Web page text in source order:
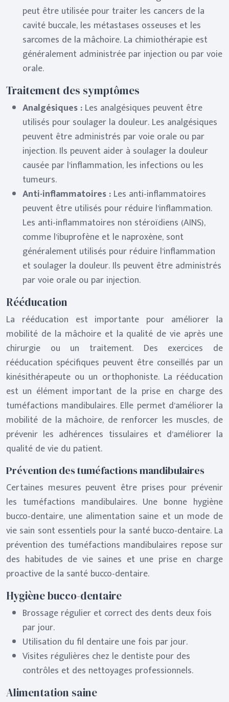
peut être utilisée pour traiter les cancers de la
cavité buccale, les métastases osseuses et les
sarcomes de la mâchoire. La chimiothérapie est
généralement administrée par injection ou par voie
orale.
Traitement des symptômes
Analgésiques : Les analgésiques peuvent être
utilisés pour soulager la douleur. Les analgésiques
peuvent être administrés par voie orale ou par
injection. Ils peuvent aider à soulager la douleur
causée par l’inflammation, les infections ou les
tumeurs.
Anti-inflammatoires : Les anti-inflammatoires
peuvent être utilisés pour réduire l’inflammation.
Les anti-inflammatoires non stéroïdiens (AINS),
comme l’ibuprofène et le naproxène, sont
généralement utilisés pour réduire l’inflammation
et soulager la douleur. Ils peuvent être administrés
par voie orale ou par injection.
Rééducation
La rééducation est importante pour améliorer la
mobilité de la mâchoire et la qualité de vie après une
chirurgie ou un traitement. Des exercices de
rééducation spécifiques peuvent être conseillés par un
kinésithérapeute ou un orthophoniste. La rééducation
est un élément important de la prise en charge des
tuméfactions mandibulaires. Elle permet d’améliorer la
mobilité de la mâchoire, de renforcer les muscles, de
prévenir les adhérences tissulaires et d’améliorer la
qualité de vie du patient.
Prévention des tuméfactions mandibulaires
Certaines mesures peuvent être prises pour prévenir
les tuméfactions mandibulaires. Une bonne hygiène
bucco-dentaire, une alimentation saine et un mode de
vie sain sont essentiels pour la santé bucco-dentaire. La
prévention des tuméfactions mandibulaires repose sur
des habitudes de vie saines et une prise en charge
proactive de la santé bucco-dentaire.
Hygiène bucco-dentaire
Brossage régulier et correct des dents deux fois
par jour.
Utilisation du fil dentaire une fois par jour.
Visites régulières chez le dentiste pour des
contrôles et des nettoyages professionnels.
Alimentation saine